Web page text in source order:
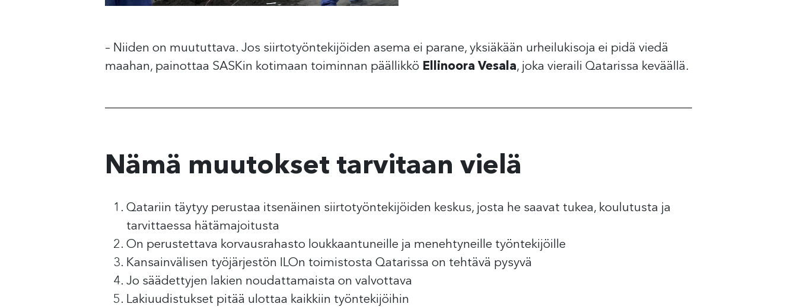
– Niiden on muututtava. Jos siirtotyöntekijöiden asema ei parane, yksiäkään urheilukisoja ei pidä viedä
maahan, painottaa SASKin kotimaan toiminnan päällikkö Ellinoora Vesala, joka vieraili Qatarissa keväällä.
Nämä muutokset tarvitaan vielä
Qatariin täytyy perustaa itsenäinen siirtotyöntekijöiden keskus, josta he saavat tukea, koulutusta ja
tarvittaessa hätämajoitusta
On perustettava korvausrahasto loukkaantuneille ja menehtyneille työntekijöille
Kansainvälisen työjärjestön ILOn toimistosta Qatarissa on tehtävä pysyvä
Jo säädettyjen lakien noudattamaista on valvottava
Lakiuudistukset pitää ulottaa kaikkiin työntekijöihin